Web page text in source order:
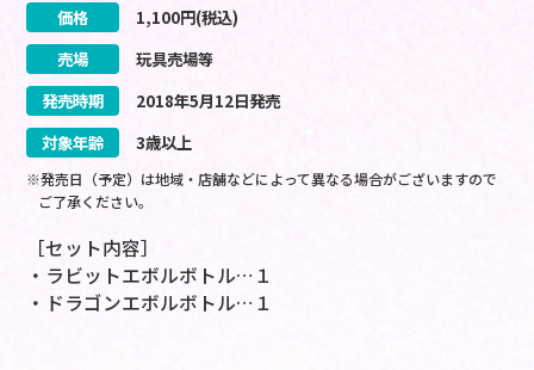
価格 1,100円(税込)
売場
玩具売場等
発売時期
2018年5月12日発売
対象年齢
3歳以上
※発売日（予定）は地域・店舗などによって異なる場合がございますので
ご了承ください。
［セット内容］
・ラビットエボルボトル…１
・ドラゴンエボルボトル…１